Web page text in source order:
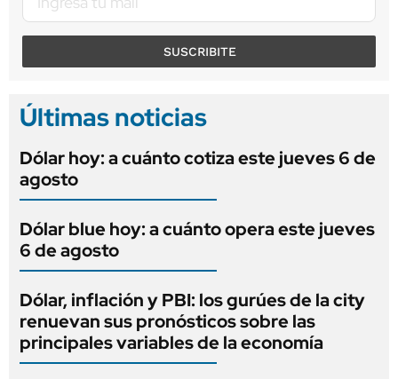
SUSCRIBITE
Últimas noticias
Dólar hoy: a cuánto cotiza este jueves 6 de
agosto
Dólar blue hoy: a cuánto opera este jueves
6 de agosto
Dólar, inflación y PBI: los gurúes de la city
renuevan sus pronósticos sobre las
principales variables de la economía